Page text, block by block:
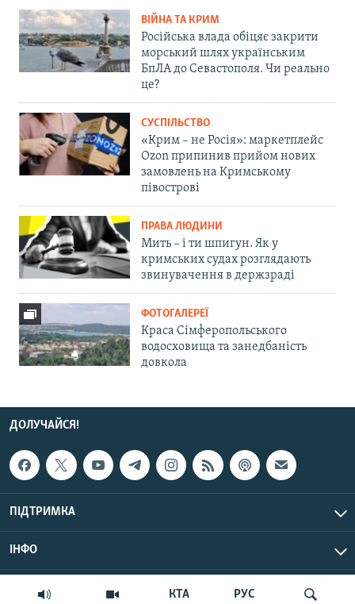
КТА РУС
ВІЙНА ТА КРИМ
Російська влада обіцяє закрити
морський шлях українським
БпЛА до Севастополя. Чи реально
це?
СУСПІЛЬСТВО
«Крим – не Росія»: маркетплейс
Ozon припинив прийом нових
замовлень на Кримському
півострові
ПРАВА ЛЮДИНИ
Мить – і ти шпигун. Як у
кримських судах розглядають
звинувачення в держзраді
ФОТОГАЛЕРЕЇ
Краса Сімферопольського
водосховища та занедбаність
довкола
ДОЛУЧАЙСЯ!
ПІДТРИМКА
ІНФО
© Крим.Реалії, 2026 | Усі права застережено.